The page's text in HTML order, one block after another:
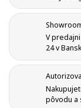
V
24 v
pôvodu a